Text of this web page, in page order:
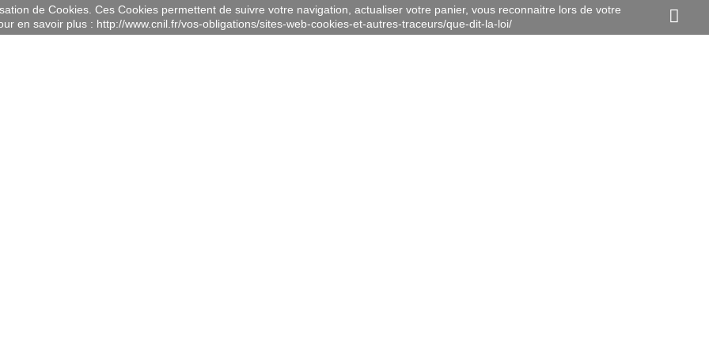
de Cookies. Ces Cookies permettent de suivre votre navigation, actualiser votre panier, vous reconnaitre lors de votre
en savoir plus : http://www.cnil.fr/vos-obligations/sites-web-cookies-et-autres-traceurs/que-dit-la-loi/